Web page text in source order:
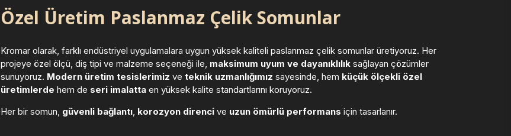
Özel Üretim Paslanmaz Çelik Somunlar
Kromar olarak, farklı endüstriyel uygulamalara uygun yüksek kaliteli paslanmaz çelik somunlar üretiyoruz. Her
projeye özel ölçü, diş tipi ve malzeme seçeneği ile, maksimum uyum ve dayanıklılık sağlayan çözümler
sunuyoruz. Modern üretim tesislerimiz ve teknik uzmanlığımız sayesinde, hem küçük ölçekli özel
üretimlerde hem de seri imalatta en yüksek kalite standartlarını koruyoruz.
Her bir somun, güvenli bağlantı, korozyon direnci ve uzun ömürlü performans için tasarlanır.